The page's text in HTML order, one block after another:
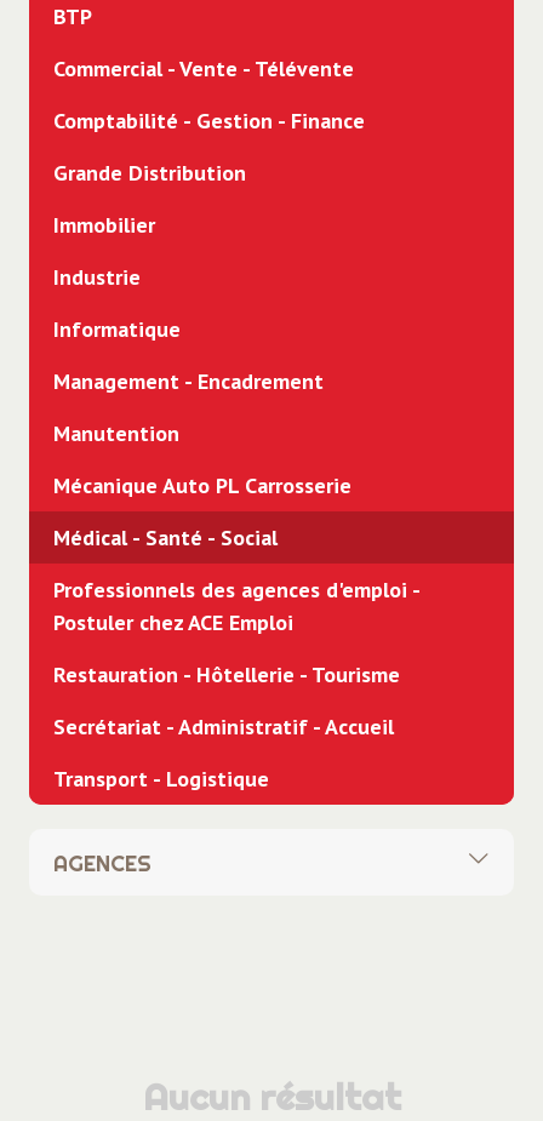
Aucun résultat
Freelance
Alternance
Stage
BTP
Commercial - Vente - Télévente
Comptabilité - Gestion - Finance
Grande Distribution
Immobilier
Industrie
Informatique
Management - Encadrement
Manutention
Mécanique Auto PL Carrosserie
Médical - Santé - Social
Professionnels des agences d'emploi -
Postuler chez ACE Emploi
Restauration - Hôtellerie - Tourisme
Secrétariat - Administratif - Accueil
Transport - Logistique
AGENCES
ACE Domène